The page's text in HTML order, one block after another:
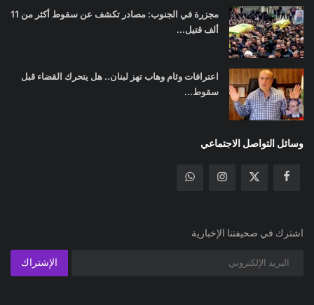
مجزرة في الجنوب: مصادر تكشف عن سقوط أكثر من 11
ألف قتيل...
اعترافات وئام وهاب تهز لبنان.. هل يتحرك القضاء قبل
سقوط...
وسائل التواصل الاجتماعي
اشترك في صحيفتنا الإخبارية
الإشتراك